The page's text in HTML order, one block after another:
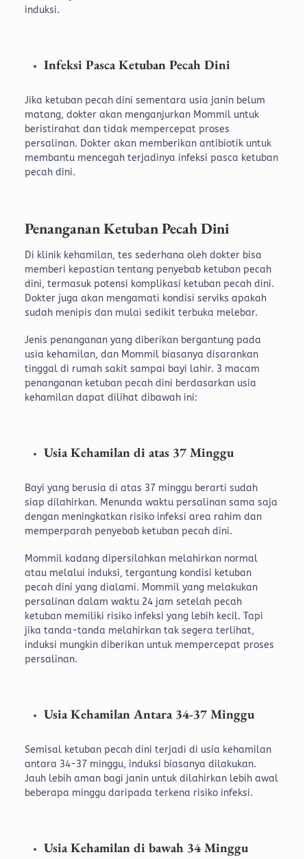
induksi.
Infeksi Pasca Ketuban Pecah Dini
Jika ketuban pecah dini sementara usia janin belum
matang, dokter akan menganjurkan Mommil untuk
beristirahat dan tidak mempercepat proses
persalinan. Dokter akan memberikan antibiotik untuk
membantu mencegah terjadinya infeksi pasca ketuban
pecah dini.
Penanganan Ketuban Pecah Dini
Di klinik kehamilan, tes sederhana oleh dokter bisa
memberi kepastian tentang penyebab ketuban pecah
dini, termasuk potensi komplikasi ketuban pecah dini.
Dokter juga akan mengamati kondisi serviks apakah
sudah menipis dan mulai sedikit terbuka melebar.
Jenis penanganan yang diberikan bergantung pada
usia kehamilan, dan Mommil biasanya disarankan
tinggal di rumah sakit sampai bayi lahir. 3 macam
penanganan ketuban pecah dini berdasarkan usia
kehamilan dapat dilihat dibawah ini:
Usia Kehamilan di atas 37 Minggu
Bayi yang berusia di atas 37 minggu berarti sudah
siap dilahirkan. Menunda waktu persalinan sama saja
dengan meningkatkan risiko infeksi area rahim dan
memperparah penyebab ketuban pecah dini.
Mommil kadang dipersilahkan melahirkan normal
atau melalui induksi, tergantung kondisi ketuban
pecah dini yang dialami. Mommil yang melakukan
persalinan dalam waktu 24 jam setelah pecah
ketuban memiliki risiko infeksi yang lebih kecil. Tapi
jika tanda-tanda melahirkan tak segera terlihat,
induksi mungkin diberikan untuk mempercepat proses
persalinan.
Usia Kehamilan Antara 34-37 Minggu
Semisal ketuban pecah dini terjadi di usia kehamilan
antara 34-37 minggu, induksi biasanya dilakukan.
Jauh lebih aman bagi janin untuk dilahirkan lebih awal
beberapa minggu daripada terkena risiko infeksi.
Usia Kehamilan di bawah 34 Minggu